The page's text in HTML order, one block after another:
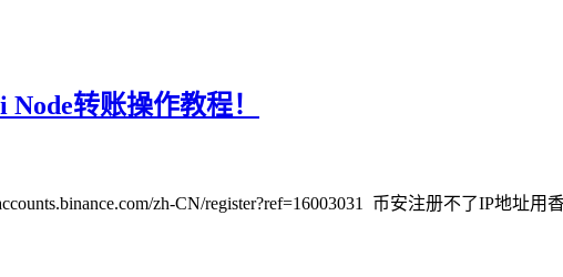
转账操作教程！
zh-CN/register?ref=16003031 币安注册不了IP地址